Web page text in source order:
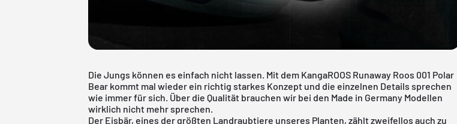
Die Jungs können es einfach nicht lassen. Mit dem KangaROOS Runaway Roos 001 Polar
Bear kommt mal wieder ein richtig starkes Konzept und die einzelnen Details sprechen
wie immer für sich. Über die Qualität brauchen wir bei den Made in Germany Modellen
wirklich nicht mehr sprechen.
Der Eisbär, eines der größten Landraubtiere unseres Planten, zählt zweifellos auch zu